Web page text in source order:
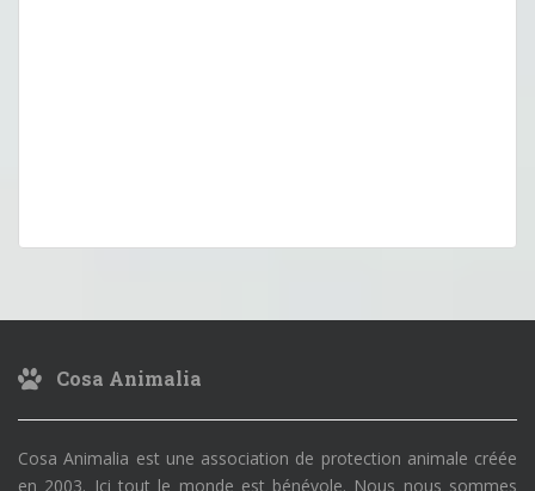
Cosa Animalia
Cosa Animalia est une association de protection animale créée
en 2003. Ici tout le monde est bénévole. Nous nous sommes